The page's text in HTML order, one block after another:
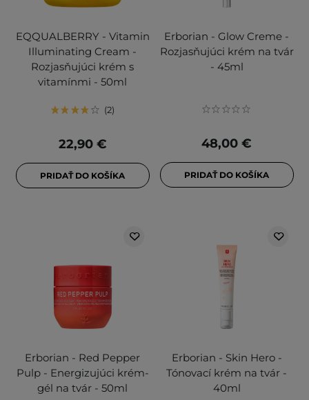
EQQUALBERRY - Vitamin
Illuminating Cream -
Rozjasňujúci krém s
vitamínmi - 50ml
2
22,90 €
PRIDAŤ DO KOŠÍKA
Erborian - Glow Creme -
Rozjasňujúci krém na tvár
- 45ml
48,00 €
PRIDAŤ DO KOŠÍKA
Erborian - Red Pepper
Pulp - Energizujúci krém-
gél na tvár - 50ml
Erborian - Skin Hero -
Tónovací krém na tvár -
40ml